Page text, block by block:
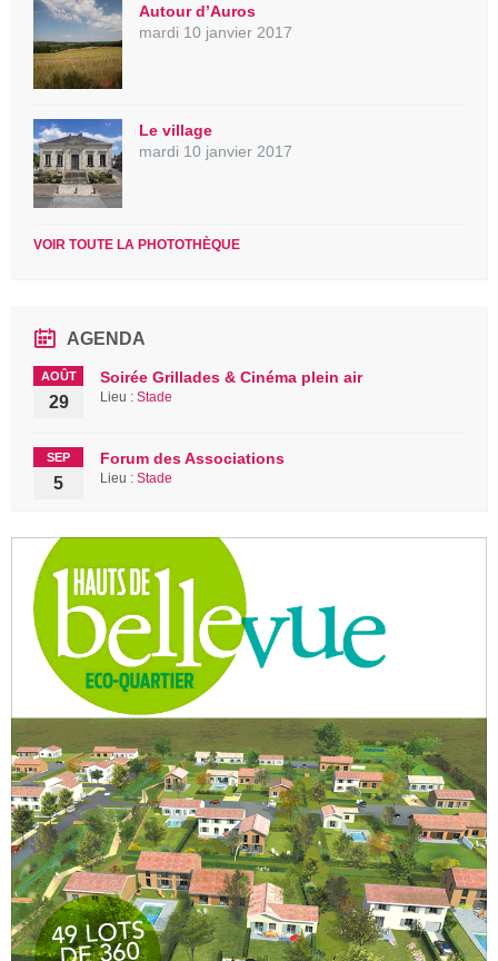
Autour d’Auros
mardi 10 janvier 2017
Le village
mardi 10 janvier 2017
VOIR TOUTE LA PHOTOTHÈQUE
AGENDA
AOÛT
29
Soirée Grillades & Cinéma plein air
Lieu : Stade
SEP
5
Forum des Associations
Lieu : Stade